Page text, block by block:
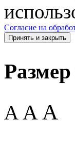
Согласие на
Принять и закрыть
Размер
A AA